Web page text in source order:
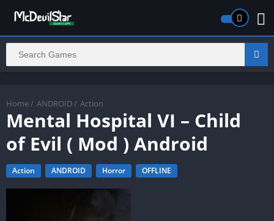
Home / ANDROID / Action
Mental Hospital VI – Child
of Evil ( Mod ) Android
Action ANDROID Horror OFFLINE